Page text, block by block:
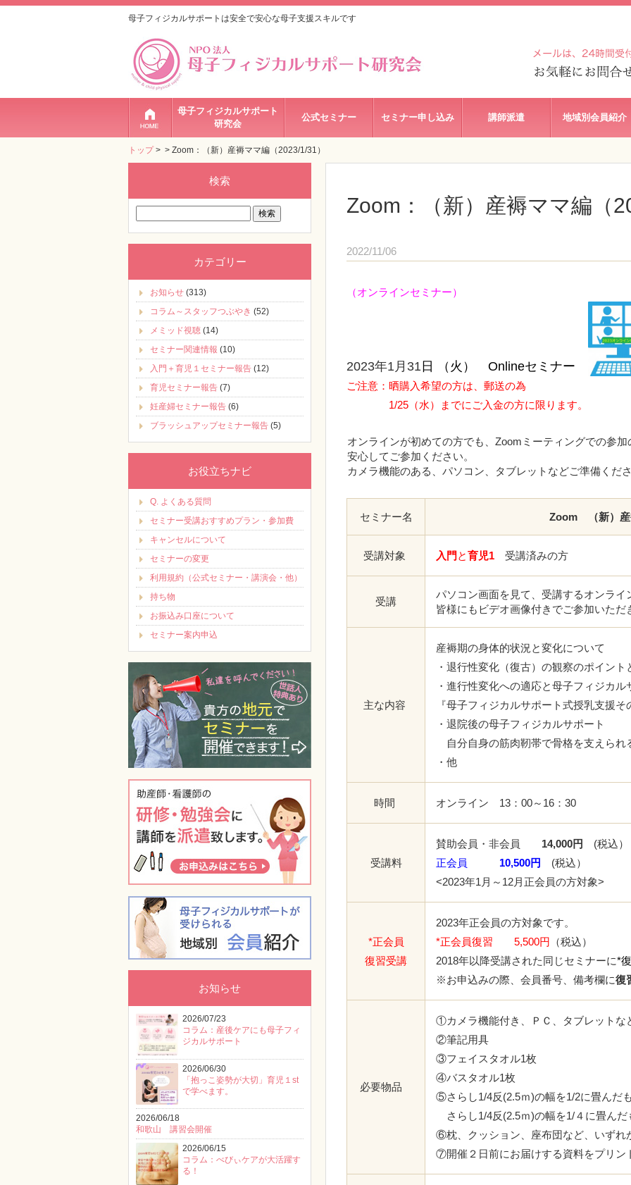
母子フィジカルサポートは安全で安心な母子支援スキルです
母子フィジカルサポート
研究会
公式セミナー セミナー申し込み 講師派遣 地域別会員紹介
トップ> > Zoom：（新）産褥ママ編（2023/1/31）
Zoom：（新）産褥ママ編（
2022/11/06
（オンラインセミナー）
2023年1 月31 日 （火） Onlineセミナー
ご注意：晒購入希望の方は、郵送の為
1/25（水）までにご入金の方に限ります。
オンラインが初めての方でも、Zoomミーティングでの参
安心してご参加ください。
カメラ機能のある、パソコン、タブレットなどご準備くださ
セミナー名 Zoom （新）産
受講対象 入門 と育児1 受講済みの方
受講
パソコン画面を見て、受講するオンライ
皆様にもビデオ画像付きでご参加いただ
主な内容
産褥期の身体的状況と変化について
・退行性変化（復古）の観察のポイン
・進行性変化への適応と母子フィジカル
『母子フィジカルサポート式授乳支
・退院後の母子フィジカルサ
自分自身の筋肉靭帯で骨格を支えられ
・他
時間 オンライン 13：00～16：30
受講料
賛助会員・非会員 14,000円 (税込）
正会員 10,500円 (税込）
<2023年1月～12月正会員の方対象>
*正会員
復習受講
2023年正会員の方対象です。
*正会員復習 5,500円 （税込）
2018年以降受講された同じセミナーに*
※お申込みの際、会員番号、備考欄に復
必要物品
①カメラ機能付き、ＰＣ、タブレットな
②筆記用具
③フェイスタオル1枚
④バスタオル1枚
⑤さらし1/4反(2.5ｍ)の幅を1/2に畳んだ
さらし1/4反(2.5ｍ)の幅を1/４に畳んだ
⑥枕、クッション、座布団など、いずれ
⑦開催２日前にお届けする資料をプリン
検索
索:
カテゴリー
お知らせ (313)
コラム～スタッフつぶやき (52)
メミッド視聴 (14)
セミナー関連情報 (10)
入門＋育児１セミナー報告 (12)
育児セミナー報告 (7)
妊産婦セミナー報告 (6)
ブラッシュアップセミナー報告 (5)
お役立ちナビ
Q. よくある質問
セミナー受講おすすめプラン・参加費
キャンセルについて
セミナーの変更
利用規約（公式セミナー・講演会・他）
持ち物
お振込み口座について
セミナー案内申込
お知らせ
2026/07/23
コラム：産後ケアにも母子フィ
ジカルサポート
2026/06/30
「抱っこ姿勢が大切」育児１st
で学べます。
2026/06/18
和歌山 講習会開催
2026/06/15
コラム：べびぃケアが大活躍す
る！